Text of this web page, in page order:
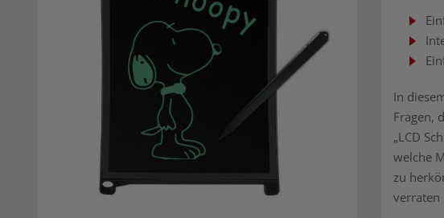
In
Fragen,
„LCD
welche
zu
verraten